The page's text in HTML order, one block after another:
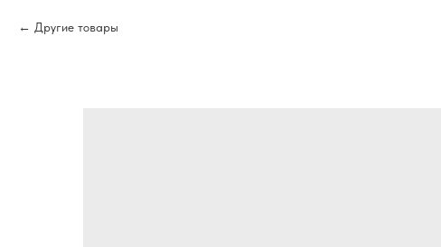
Другие товары